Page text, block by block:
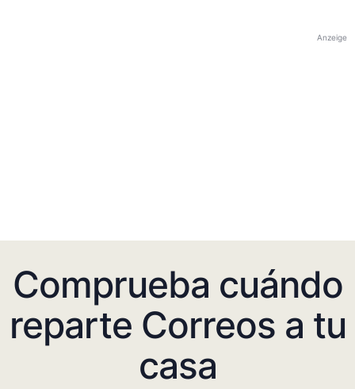
Anzeige
Comprueba cuándo
reparte Correos a tu
casa